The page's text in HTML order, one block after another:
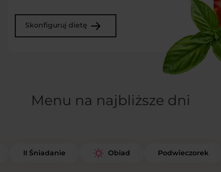
Skonfiguruj dietę
Menu na najbliższe dni
II Śniadanie Obiad Podwieczorek